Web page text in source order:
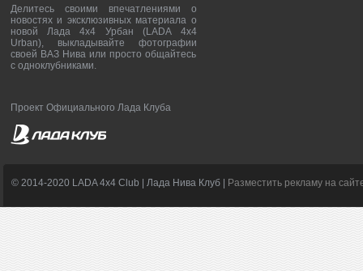
Делитесь своими впечатлениями о
новостях и эксклюзивных материала о
новой Лада 4х4 Урбан (LADA 4x4
Urban), выкладывайте фотографии
своей ВАЗ Нива или просто общайтесь
с одноклубниками.
Проект Официального Лада Клуба
© 2014-2020 LADA 4x4 Club | Лада Нива Клуб | Разместить рекламу на